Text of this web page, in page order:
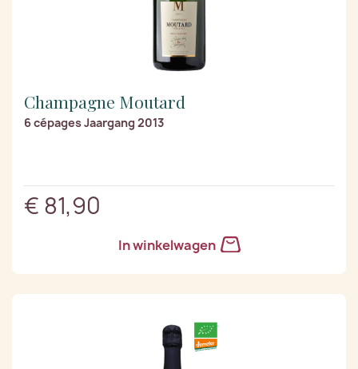
Champagne Moutard
6 cépages Jaargang 2013
€ 81,90
In winkelwagen